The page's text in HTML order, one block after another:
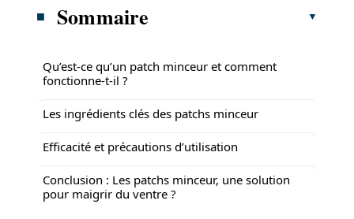
Sommaire
Qu’est-ce qu’un patch minceur et comment
fonctionne-t-il ?
Les ingrédients clés des patchs minceur
Efficacité et précautions d’utilisation
Conclusion : Les patchs minceur, une solution
pour maigrir du ventre ?